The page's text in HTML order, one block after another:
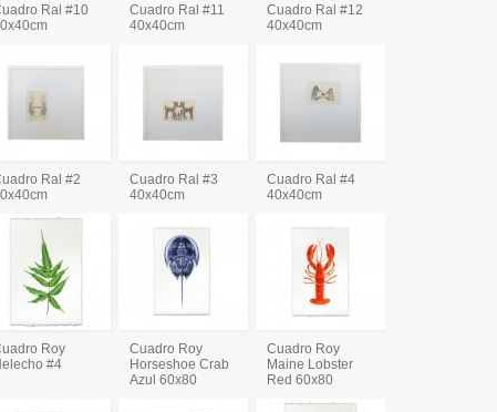
Ral #10
Cuadro Ral #11
40x40cm
Cuadro Ral #12
40x40cm
Ral #2
Cuadro Ral #3
40x40cm
Cuadro Ral #4
40x40cm
Roy
#4
Cuadro Roy
Horseshoe Crab
Azul 60x80
Cuadro Roy
Maine Lobster
Red 60x80